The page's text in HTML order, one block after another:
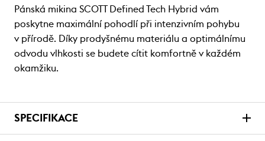
Pánská mikina SCOTT Defined Tech Hybrid vám
poskytne maximální pohodlí při intenzivním pohybu
v přírodě. Díky prodyšnému materiálu a optimálnímu
odvodu vlhkosti se budete cítit komfortně v každém
okamžiku.
SPECIFIKACE